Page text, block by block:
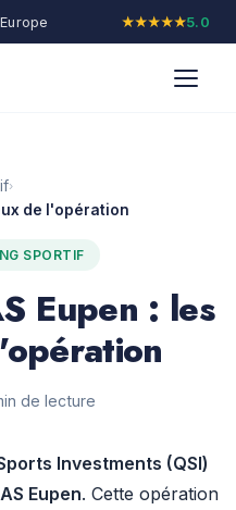
★★★★★5.0
›
de l'opération
SPORTIF
Eupen : les
de lecture
Investments (QSI)
Eupen. Cette opération